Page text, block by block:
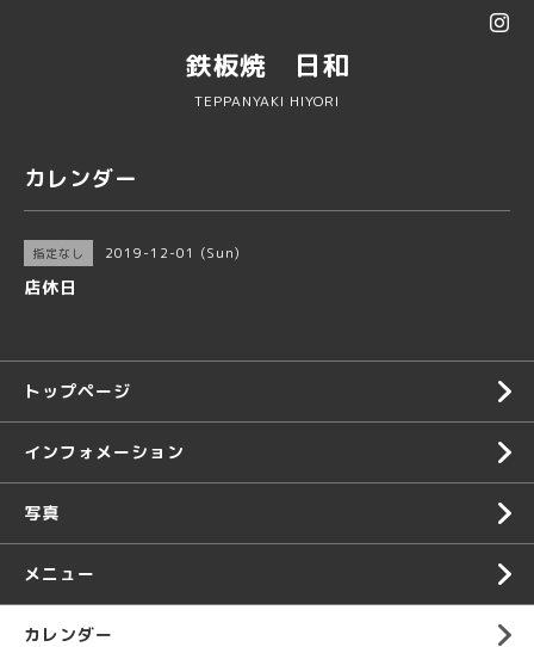
鉄板焼 日和
TEPPANYAKI HIYORI
カレンダー
指定なし 2019-12-01 (Sun)
店休日
トップページ
インフォメーション
写真
メニュー
カレンダー